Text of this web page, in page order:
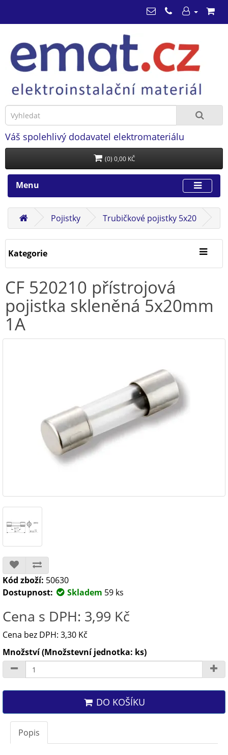
Váš spolehlivý dodavatel elektromateriálu
(0) 0,00 KČ
Menu
Pojistky Trubičkové pojistky 5x20
Kategorie
CF 520210 přístrojová
pojistka skleněná 5x20mm
1A
Kód zboží: 50630
Dostupnost:
Skladem 59 ks
Cena s DPH: 3,99 Kč
Cena bez DPH: 3,30 Kč
Množství (Množstevní jednotka: ks)
DO KOŠÍKU
Popis